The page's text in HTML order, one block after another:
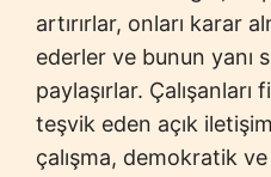
artırırlar, onları karar
ederler ve bunun yanı
paylaşırlar.
teşvik eden açık
çalışma, demokratik